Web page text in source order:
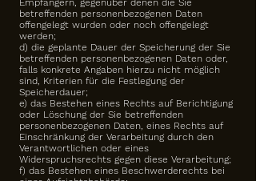
Empfängern, gegenüber denen die Sie
betreffenden personenbezogenen Daten
offengelegt wurden oder noch offengelegt
werden;
d) die geplante Dauer der Speicherung der Sie
betreffenden personenbezogenen Daten oder,
falls konkrete Angaben hierzu nicht möglich
sind, Kriterien für die Festlegung der
Speicherdauer;
e) das Bestehen eines Rechts auf Berichtigung
oder Löschung der Sie betreffenden
personenbezogenen Daten, eines Rechts auf
Einschränkung der Verarbeitung durch den
Verantwortlichen oder eines
Widerspruchsrechts gegen diese Verarbeitung;
f) das Bestehen eines Beschwerderechts bei